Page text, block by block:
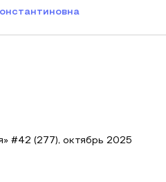
#42 (277), октябрь 2025